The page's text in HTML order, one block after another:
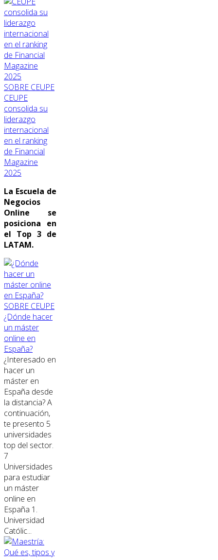
SOBRE CEUPE
CEUPE
consolida su
liderazgo
internacional
en el ranking
de Financial
Magazine
2025
La Escuela de
Negocios
Online se
posiciona en
el Top 3 de
LATAM.
SOBRE CEUPE
¿Dónde hacer
un máster
online en
España?
¿Interesado en
hacer un
máster en
España desde
la distancia? A
continuación,
te presento 5
universidades
top del sector.
7
Universidades
para estudiar
un máster
online en
España 1.
Universidad
Católic...